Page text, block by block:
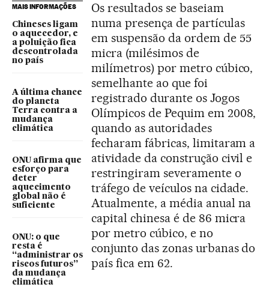
MAIS INFORMAÇÕES
Chineses ligam
o aquecedor, e
a poluição fica
descontrolada
no país
A última chance
do planeta
Terra contra a
mudança
climática
ONU afirma que
esforço para
deter
aquecimento
global não é
suficiente
ONU: o que
resta é
“administrar os
riscos futuros”
da mudança
climática
Os resultados se baseiam
numa presença de partículas
em suspensão da ordem de 55
micra (milésimos de
milímetros) por metro cúbico,
semelhante ao que foi
registrado durante os Jogos
Olímpicos de Pequim em 2008,
quando as autoridades
fecharam fábricas, limitaram a
atividade da construção civil e
restringiram severamente o
tráfego de veículos na cidade.
Atualmente, a média anual na
capital chinesa é de 86 micra
por metro cúbico, e no
conjunto das zonas urbanas do
país fica em 62.